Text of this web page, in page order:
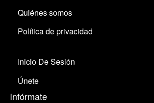
Quiénes somos
Política de privacidad
Inicio De Sesión
Únete
Infórmate